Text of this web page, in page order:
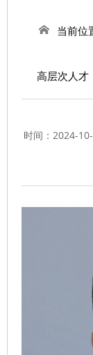
当前位
高层次人才
时间：2024-